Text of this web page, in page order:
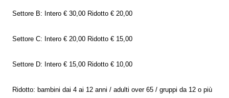
Settore B: Intero € 30,00 Ridotto € 20,00
Settore C: Intero € 20,00 Ridotto € 15,00
Settore D: Intero € 15,00 Ridotto € 10,00
Ridotto: bambini dai 4 ai 12 anni / adulti over 65 / gruppi da 12 o più